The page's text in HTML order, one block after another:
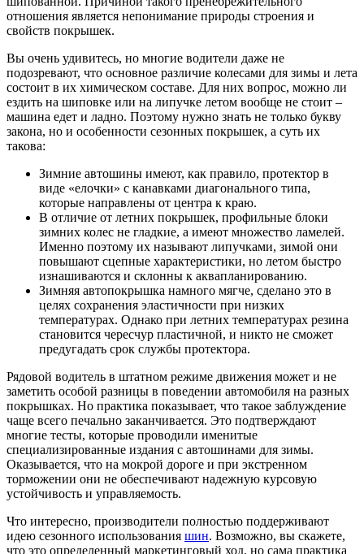
отношения является непонимание природы строения и
свойств покрышек.
Вы очень удивитесь, но многие водители даже не
подозревают, что основное различие колесами для зимы и лета
состоит в их химическом составе. Для них вопрос, можно ли
ездить на шиповке или на липучке летом вообще не стоит –
машина едет и ладно. Поэтому нужно знать не только букву
закона, но и особенности сезонных покрышек, а суть их
такова:
Зимние автошины имеют, как правило, протектор в
виде «елочки» с канавками диагонального типа,
которые направлены от центра к краю.
В отличие от летних покрышек, профильные блоки
зимних колес не гладкие, а имеют множество ламелей.
Именно поэтому их называют липучками, зимой они
повышают сцепные характеристики, но летом быстро
изнашиваются и склонны к аквапланированию.
Зимняя автопокрышка намного мягче, сделано это в
целях сохранения эластичности при низких
температурах. Однако при летних температурах резина
становится чересчур пластичной, и никто не сможет
предугадать срок службы протектора.
Рядовой водитель в штатном режиме движения может и не
заметить особой разницы в поведении автомобиля на разных
покрышках. Но практика показывает, что такое заблуждение
чаще всего печально заканчивается. Это подтверждают
многие тесты, которые проводили именитые
специализированные издания с автошинами для зимы.
Оказывается, что на мокрой дороге и при экстренном
торможении они не обеспечивают надежную курсовую
устойчивость и управляемость.
Что интересно, производители полностью поддерживают
идею сезонного использования шин. Возможно, вы скажете,
что это определенный маркетинговый ход, но сама практика